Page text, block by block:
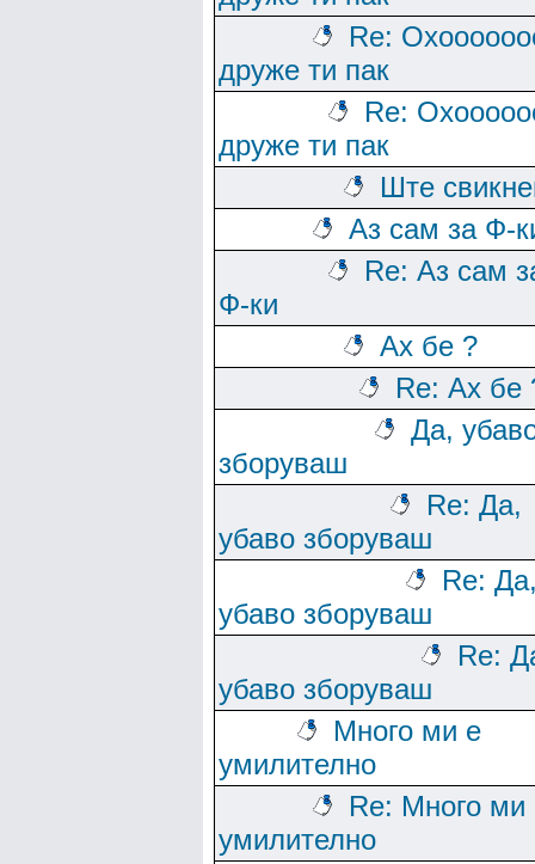
Re:
друже ти пак
Re:
друже ти пак
Ште
Аз сам за Ф-
Re: Аз сам
Ф-ки
Ах бе ?
Re: Ах бе
Да,
зборуваш
Re: Да,
убаво зборуваш
Re:
убаво зборуваш
Re:
убаво зборуваш
Много ми е
умилително
Re: Много ми
умилително